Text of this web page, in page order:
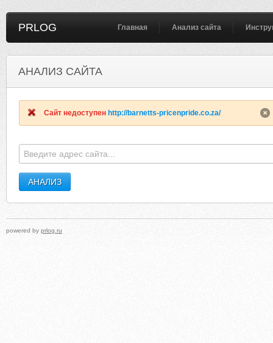
PRLOG Главная Анализ сайта
АНАЛИЗ САЙТА
Сайт недоступен http://barnetts-pricenpride.co.za/
powered by prlog.ru